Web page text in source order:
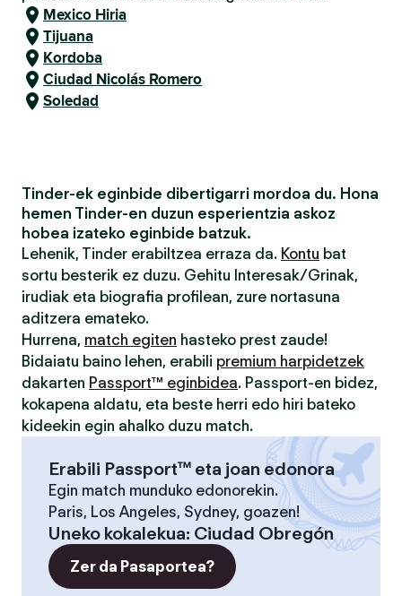
Mexico Hiria
Tijuana
Kordoba
Ciudad Nicolás Romero
Soledad
Tinder-ek eginbide dibertigarri mordoa du. Hona
hemen Tinder-en duzun esperientzia askoz
hobea izateko eginbide batzuk.
Lehenik, Tinder erabiltzea erraza da. Kontu bat
sortu besterik ez duzu. Gehitu Interesak/Grinak,
irudiak eta biografia profilean, zure nortasuna
aditzera emateko.
Hurrena, match egiten hasteko prest zaude!
Bidaiatu baino lehen, erabili premium harpidetzek
dakarten Passport™ eginbidea. Passport-en bidez,
kokapena aldatu, eta beste herri edo hiri bateko
kideekin egin ahalko duzu match.
Erabili Passport™ eta joan edonora
Egin match munduko edonorekin.
Paris, Los Angeles, Sydney, goazen!
Uneko kokalekua: Ciudad Obregón
Zer da Pasaportea?